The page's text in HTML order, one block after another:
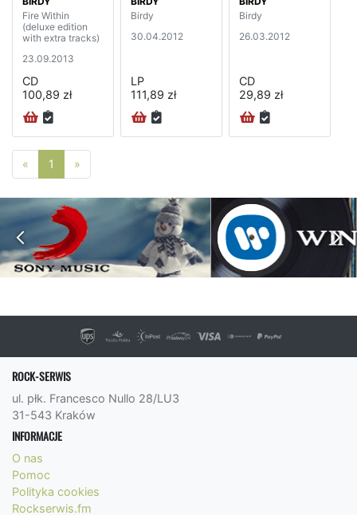
Fire Within
(deluxe edition
with extra tracks)
23.09.2013
CD
100,89 zł
Birdy
30.04.2012
LP
111,89 zł
Birdy
26.03.2012
CD
29,89 zł
« Poprzednia strona
1 »
ROCK-SERWIS
ul. płk. Francesco Nullo 28/LU3
31-543 Kraków
INFORMACJE
O nas
Pomoc
Polityka cookies
Rockserwis.fm